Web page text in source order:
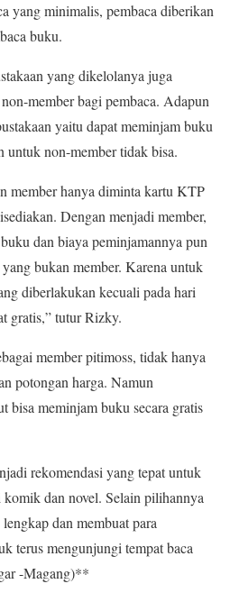
yang minimalis, pembaca diberikan
buku.
yang dikelolanya juga
member bagi pembaca. Adapun
yaitu dapat meminjam buku
untuk non-member tidak bisa.
member hanya diminta kartu KTP
Dengan menjadi member,
dan biaya peminjamannya pun
bukan member. Karena untuk
diberlakukan kecuali pada hari
gratis,” tutur Rizky.
member pitimoss, tidak hanya
potongan harga. Namun
bisa meminjam buku secara gratis
rekomendasi yang tepat untuk
dan novel. Selain pilihannya
dan membuat para
terus mengunjungi tempat baca
-Magang)**